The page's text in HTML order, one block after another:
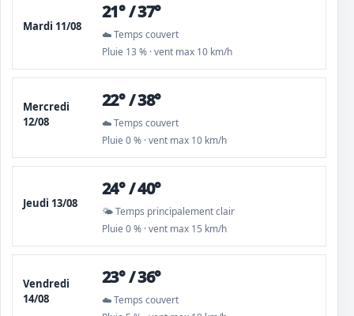
Mardi 11/08
21° / 37°
☁️ Temps couvert
Pluie 13 % · vent max 10 km/h
Mercredi
12/08
22° / 38°
☁️ Temps couvert
Pluie 0 % · vent max 10 km/h
Jeudi 13/08
24° / 40°
🌤️ Temps principalement clair
Pluie 0 % · vent max 15 km/h
Vendredi
14/08
23° / 36°
☁️ Temps couvert